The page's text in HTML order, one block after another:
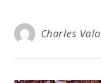
Charles